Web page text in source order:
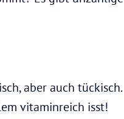
aber auch tückisch.
vitaminreich isst!